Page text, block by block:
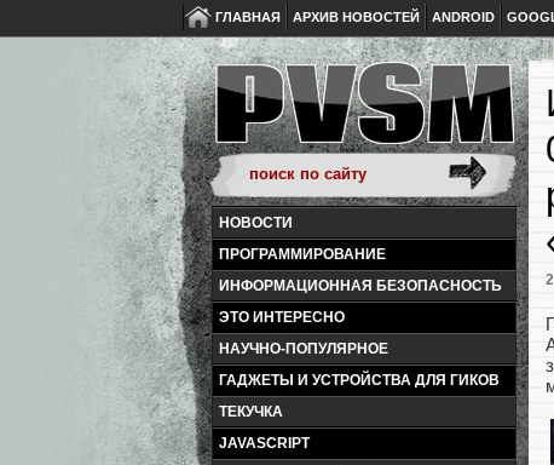
ГЛАВНАЯ АРХИВ НОВОСТЕЙ ANDROID
НОВОСТИ
ПРОГРАММИРОВАНИЕ
ИНФОРМАЦИОННАЯ БЕЗОПАСНОСТЬ
ЭТО ИНТЕРЕСНО
НАУЧНО-ПОПУЛЯРНОЕ
ГАДЖЕТЫ И УСТРОЙСТВА ДЛЯ ГИКОВ
ТЕКУЧКА
JAVASCRIPT